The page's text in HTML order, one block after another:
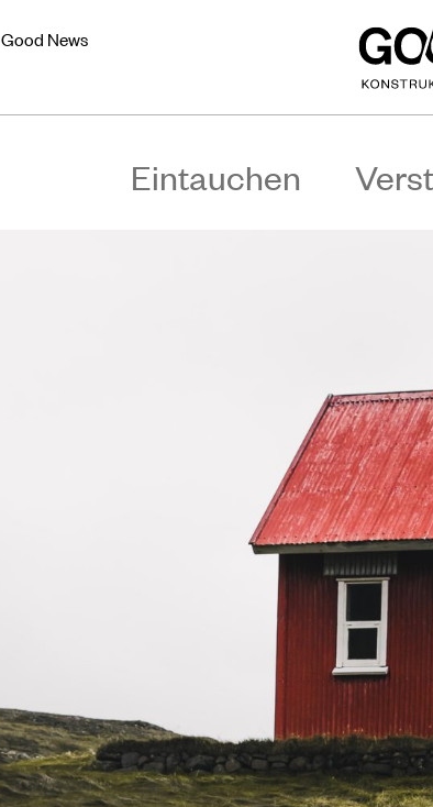
Good News
Eintauchen